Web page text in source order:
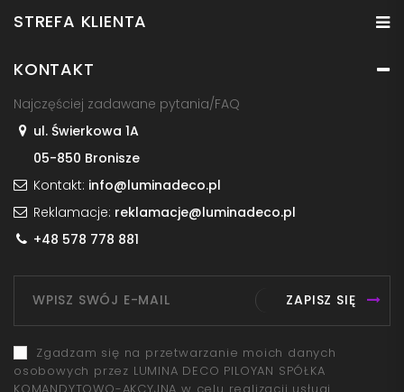
STREFA KLIENTA
KONTAKT
Najczęściej zadawane pytania/FAQ
ul. Świerkowa 1A
05-850 Bronisze
Kontakt: info@luminadeco.pl
Reklamacje: reklamacje@luminadeco.pl
+48 578 778 881
ZAPISZ SIĘ
Zgadzam się na przetwarzanie moich danych
osobowych przez LUMINA DECO PILOYAN SPÓŁKA